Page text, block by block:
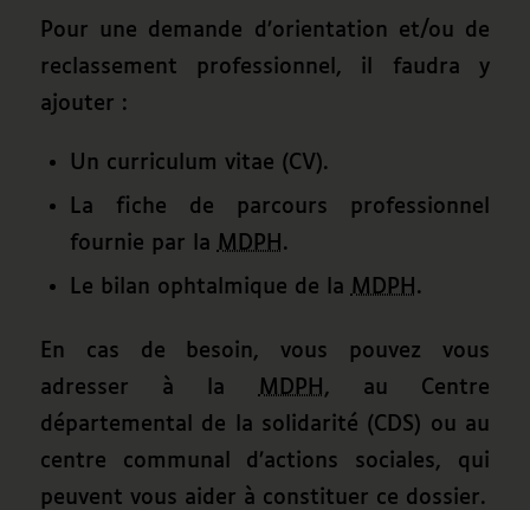
Pour une demande d’orientation et/ou de
reclassement professionnel, il faudra y
ajouter :
Un curriculum vitae (CV).
La fiche de parcours professionnel
fournie par la MDPH .
Le bilan ophtalmique de la MDPH .
En cas de besoin, vous pouvez vous
adresser à la MDPH , au Centre
départemental de la solidarité (CDS) ou au
centre communal d’actions sociales, qui
peuvent vous aider à constituer ce dossier.